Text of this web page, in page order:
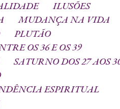
ILUSÕES
MUDANÇA NA VIDA
PLUTÃO
OS 36 E OS 39
SATURNO DOS 27 AOS
ESPIRITUAL